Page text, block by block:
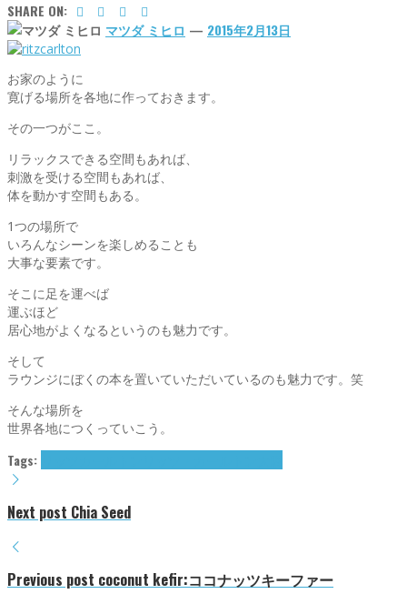
SHARE ON:
マツダ ミヒロ — 2015年2月13日
お家のように
寛げる場所を各地に作っておきます。
その一つがここ。
リラックスできる空間もあれば、
刺激を受ける空間もあれば、
体を動かす空間もある。
1つの場所で
いろんなシーンを楽しめることも
大事な要素です。
そこに足を運べば
運ぶほど
居心地がよくなるというのも魅力です。
そして
ラウンジにぼくの本を置いていただいているのも魅力です。笑
そんな場所を
世界各地につくっていこう。
Tags:
Next post Chia Seed
Previous post coconut kefir:ココナッツキーファー